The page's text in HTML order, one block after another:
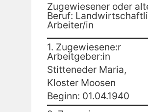
Zugewiesener oder
Beruf:
Arbeiter/in
1. Zugewiesene:r
Arbeitgeber:in
Stitteneder Maria,
Kloster Moosen
Beginn: 01.04.1940